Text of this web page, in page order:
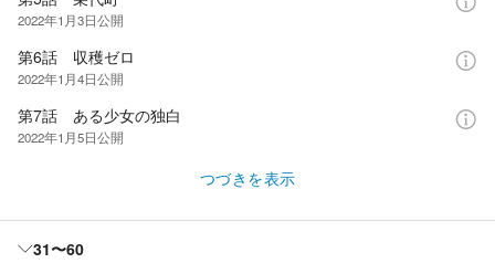
2022年1月3日公開
第6話 収穫ゼロ
2022年1月4日公開
第7話 ある少女の独白
2022年1月5日公開
つづきを表示
31〜60